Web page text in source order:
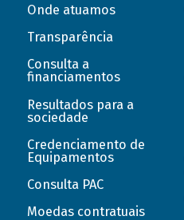
Onde atuamos
Transparência
Consulta a
financiamentos
Resultados para a
sociedade
Credenciamento de
Equipamentos
Consulta PAC
Moedas contratuais